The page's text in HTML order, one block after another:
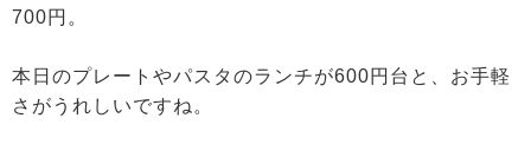
700円。
本日のプレートやパスタのランチが600円台と、お手軽
さがうれしいですね。